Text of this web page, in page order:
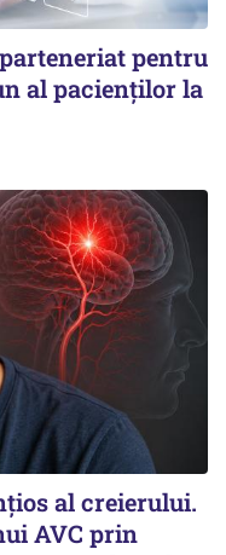
pentru
al pacienților la
al creierului.
AVC prin